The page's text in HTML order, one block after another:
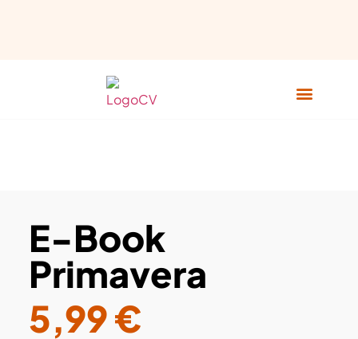
E-Book
Primavera
5,99€